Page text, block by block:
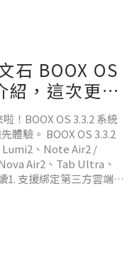
石 BOOX OS
，這次更强
！BOOX OS 3.3.2 系統
體驗。 BOOX OS 3.3.2
Lumi2、Note Air2 /
Air2、Tab Ultra、
1. 支援綁定第三方雲端硬
色顏色
過濾